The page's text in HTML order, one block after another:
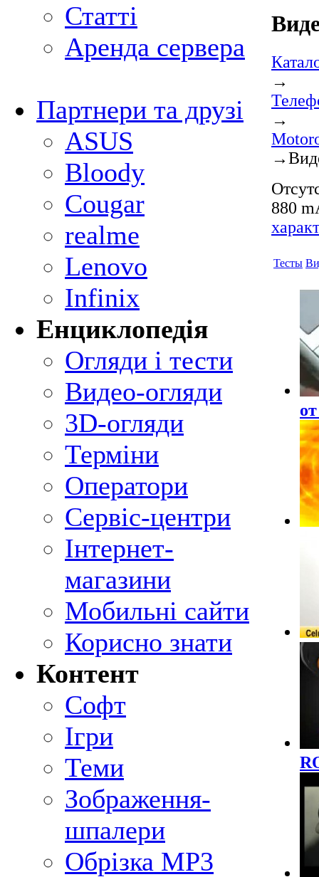
Статті
Аренда сервера
Партнери та друзі
ASUS
Bloody
Cougar
realme
Lenovo
Infinix
Енциклопедія
Огляди і тести
Видео-огляди
3D-огляди
Терміни
Оператори
Сервіс-центри
Інтернет-
магазини
Мобильні сайти
Корисно знати
Контент
Софт
Ігри
Теми
Зображення-
шпалери
Обрізка MP3
→
→
→
880
Тесты